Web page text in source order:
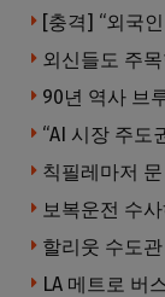
LA 메트로 버